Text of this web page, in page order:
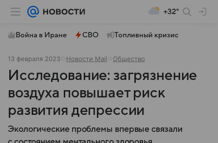
+32°
Война в Иране СВО Топливный кризис
13 февраля 2023 Новости Mail Общество
Исследование: загрязнение
воздуха повышает риск
развития депрессии
Экологические проблемы впервые связали